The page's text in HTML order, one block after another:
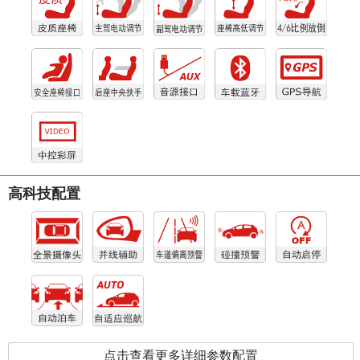
高科技配置
点击查看更多详细参数配置